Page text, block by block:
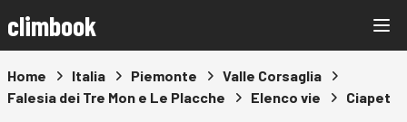
climbook
Home Italia Piemonte
Valle Corsaglia
Falesia dei Tre Mon e Le Placche
Elenco vie Ciapet